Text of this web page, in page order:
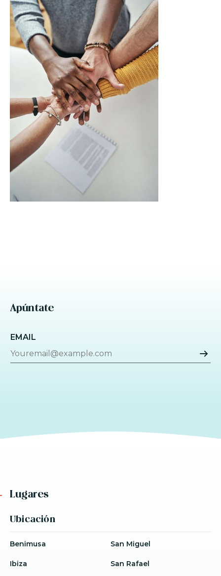
Apúntate
EMAIL
Lugares
Ubicación
Benimusa
Ibiza
San Miguel
San Rafael